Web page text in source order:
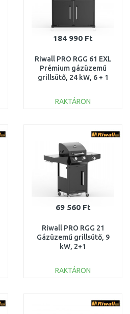
184 990 Ft
Riwall PRO RGG 61 EXL
Prémium gázüzemű
grillsütő, 24 kW, 6 + 1
GB01A2401116B
RAKTÁRON
Összehasonlítás
69 560 Ft
Riwall PRO RGG 21
Gázüzemű grillsütő, 9
kW, 2+1
RAKTÁRON
Összehasonlítás